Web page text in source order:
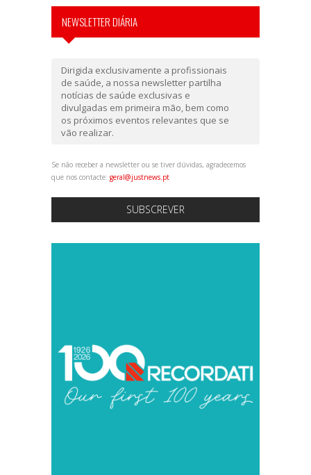
NEWSLETTER DIÁRIA
Dirigida exclusivamente a profissionais
de saúde, a nossa newsletter partilha
notícias de saúde exclusivas e
divulgadas em primeira mão, bem como
os próximos eventos relevantes que se
vão realizar.
Se não receber a newsletter ou se tiver dúvidas, agradecemos
que nos contacte: geral@justnews.pt
SUBSCREVER